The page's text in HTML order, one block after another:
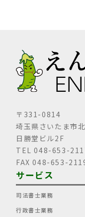
〒331-0814
埼玉県さいたま市
日勝堂ビル2F
TEL 048-653-
FAX 048-653-
サービス
司法書士業務
行政書士業務